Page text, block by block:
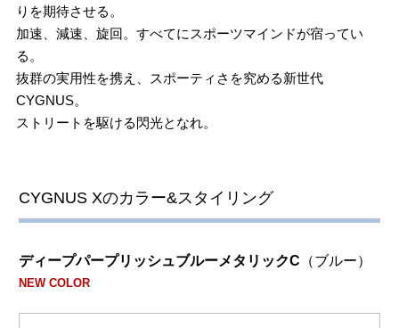
りを期待させる。
加速、減速、旋回。すべてにスポーツマインドが宿ってい
る。
抜群の実用性を携え、スポーティさを究める新世代
CYGNUS。
ストリートを駆ける閃光となれ。
CYGNUS Xのカラー&スタイリング
ディープパープリッシュブルーメタリックC （ブルー）
NEW COLOR